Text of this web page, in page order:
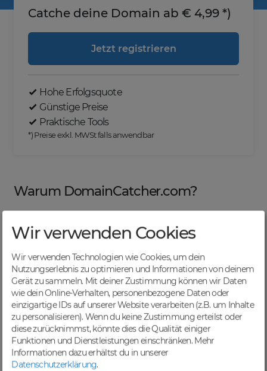
Warum DomainCatcher.com?
Von Domainern für Domainer entwickelt, mit
übersichtlichen Listen für effizientes Management
Günstige Preise
Backorders bereits ab € 4,99. Je nach deinem Tier-
Level und zzgl. MwSt falls anwendbar
Catche deine Domain ab € 4,99 *)
Jetzt registrieren
Hohe Erfolgsquote
Günstige Preise
Praktische Tools
*) Preise exkl. MWSt falls anwendbar
Wir verwenden Cookies
Wir verwenden Technologien wie Cookies, um dein
Nutzungserlebnis zu optimieren und Informationen von deinem
Gerät zu sammeln. Mit deiner Zustimmung können wir Daten
wie dein Online-Verhalten, personenbezogene Daten oder
einzigartige IDs auf unserer Website verarbeiten (z.B. um Inhalte
zu personalisieren). Wenn du keine Zustimmung erteilst oder
diese zurücknimmst, könnte dies die Qualität einiger
Funktionen und Dienstleistungen einschränken. Mehr
Informationen dazu erhältst du in unserer
Datenschutzerklärung.